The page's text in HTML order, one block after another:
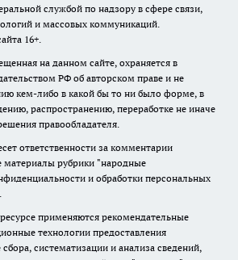
службой по надзору в сфере связи,
и массовых коммуникаций.
16+.
на данном сайте, охраняется в
РФ об авторском праве и не
кем-либо в какой бы то ни было форме, в
распространению, переработке не иначе
правообладателя.
ответственности за комментарии
материалы рубрики "народные
и обработки персональных
.
применяются рекомендательные
технологии предоставления
систематизации и анализа сведений,